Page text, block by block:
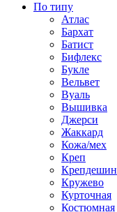
По типу
Атлас
Бархат
Батист
Бифлекс
Букле
Вельвет
Вуаль
Вышивка
Джерси
Жаккард
Кожа/мех
Креп
Крепдешин
Кружево
Курточная
Костюмная